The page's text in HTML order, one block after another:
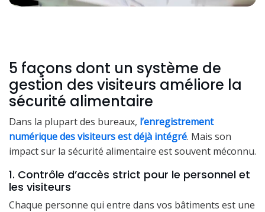
5 façons dont un système de
gestion des visiteurs améliore la
sécurité alimentaire
Dans la plupart des bureaux, l’enregistrement
numérique des visiteurs est déjà intégré. Mais son
impact sur la sécurité alimentaire est souvent méconnu.
1. Contrôle d’accès strict pour le personnel et
les visiteurs
Chaque personne qui entre dans vos bâtiments est une